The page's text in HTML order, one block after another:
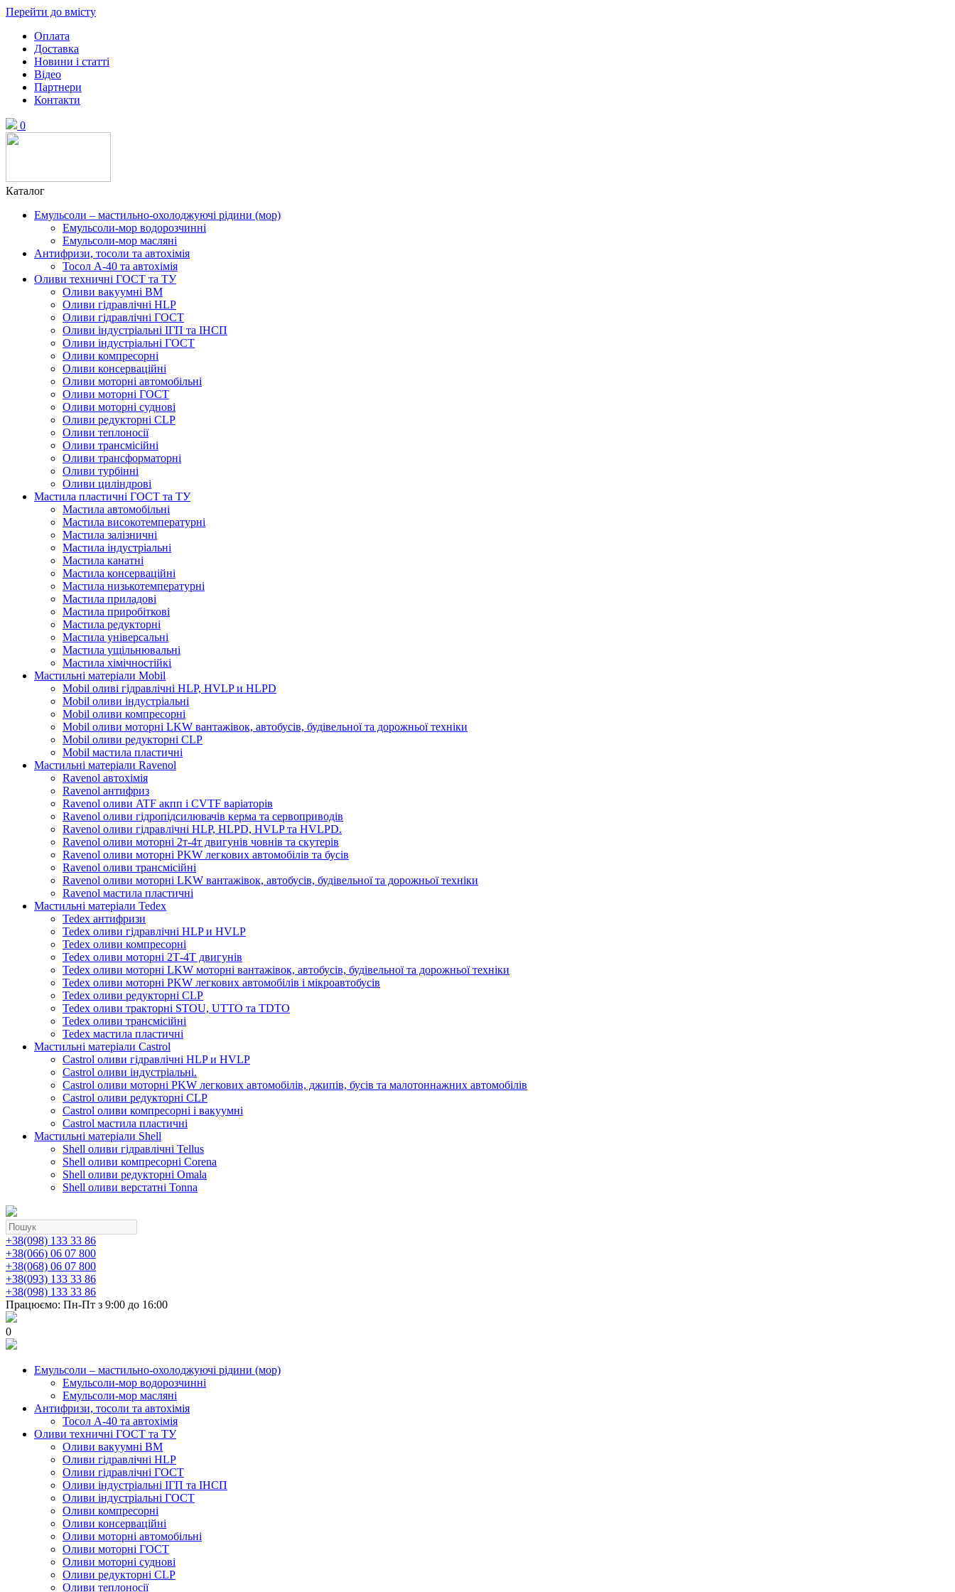
Перейти до вмісту
Оплата
Доставка
Новини і статті
Відео
Партнери
Контакти
0
Каталог
Емульсоли – мастильно-охолоджуючі рідини (мор)
Емульсоли-мор водорозчинні
Емульсоли-мор масляні
Антифризи, тосоли та автохімія
Тосол А-40 та автохімія
Оливи техничні ГОСТ та ТУ
Оливи вакуумні ВМ
Оливи гідравлічні HLP
Оливи гідравлічні ГОСТ
Оливи індустріальні ІГП та ІНСП
Оливи індустріальні ГОСТ
Оливи компресорні
Оливи консерваційні
Оливи моторні автомобільні
Оливи моторні ГОСТ
Оливи моторні суднові
Оливи редукторні CLP
Оливи теплоносії
Оливи трансмісійні
Оливи трансформаторні
Оливи турбінні
Оливи циліндрові
Мастила пластичні ГОСТ та ТУ
Мастила автомобільні
Мастила високотемпературні
Мастила залізничні
Мастила індустріальні
Мастила канатні
Мастила консерваційні
Мастила низькотемпературні
Мастила приладові
Мастила приробіткові
Мастила редукторні
Мастила універсальні
Мастила ущільнювальні
Мастила хімічностійкі
Мастильні матеріали Mobil
Mobil оливі гідравлічні HLP, HVLP и HLPD
Mobil оливи індустріальні
Mobil оливи компресорні
Mobil оливи моторні LKW вантажівок, автобусів, будівельної та дорожньої техніки
Mobil оливи редукторні CLP
Mobil мастила пластичні
Мастильні матеріали Ravenol
Ravenol автохімія
Ravenol антифриз
Ravenol оливи ATF акпп і CVTF варіаторів
Ravenol оливи гідропідсилювачів керма та сервоприводів
Ravenol оливи гідравлічні HLP, HLPD, HVLP та HVLPD.
Ravenol оливи моторні 2т-4т двигунів човнів та скутерів
Ravenol оливи моторні PKW легкових автомобілів та бусів
Ravenol оливи трансмісійні
Ravenol оливи моторні LKW вантажівок, автобусів, будівельної та дорожньої техніки
Ravenol мастила пластичні
Мастильні матеріали Tedex
Tedex антифризи
Tedex оливи гідравлічні HLP и HVLP
Tedex оливи компресорні
Tedex оливи моторні 2Т-4Т двигунів
Tedex оливи моторні LKW моторні вантажівок, автобусів, будівельної та дорожньої техніки
Tedex оливи моторні PKW легкових автомобілів і мікроавтобусів
Tedex оливи редукторні CLP
Tedex оливи тракторні STOU, UTTO та TDTO
Tedex оливи трансмісійні
Tedex мастила пластичні
Мастильні матеріали Castrol
Castrol оливи гідравлічні HLP и HVLP
Castrol оливи індустріальні.
Castrol оливи моторні PKW легкових автомобілів, джипів, бусів та малотоннажних автомобілів
Castrol оливи редукторні CLP
Castrol оливи компресорні і вакуумні
Castrol мастила пластичні
Мастильні матеріали Shell
Shell оливи гідравлічні Tellus
Shell оливи компресорні Corena
Shell оливи редукторні Omala
Shell оливи верстатні Tonna
+38(098) 133 33 86
+38(066) 06 07 800
+38(068) 06 07 800
+38(093) 133 33 86
+38(098) 133 33 86
Працюємо: Пн-Пт з 9:00 до 16:00
0
Емульсоли – мастильно-охолоджуючі рідини (мор)
Емульсоли-мор водорозчинні
Емульсоли-мор масляні
Антифризи, тосоли та автохімія
Тосол А-40 та автохімія
Оливи техничні ГОСТ та ТУ
Оливи вакуумні ВМ
Оливи гідравлічні HLP
Оливи гідравлічні ГОСТ
Оливи індустріальні ІГП та ІНСП
Оливи індустріальні ГОСТ
Оливи компресорні
Оливи консерваційні
Оливи моторні автомобільні
Оливи моторні ГОСТ
Оливи моторні суднові
Оливи редукторні CLP
Оливи теплоносії